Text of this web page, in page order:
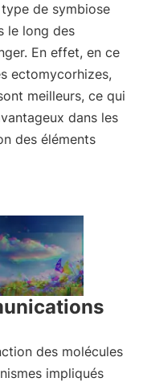
de symbiose
le long des
En effet, en ce
ectomycorhizes,
meilleurs, ce qui
dans les
des éléments
des molécules
impliqués